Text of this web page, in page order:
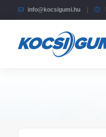
info@kocsigumi.hu